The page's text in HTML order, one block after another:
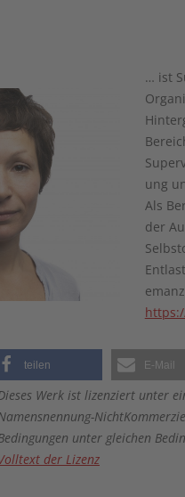
… ist
ung
Als
der
teilen E-Mail
Werk ist lizenziert unter
unter gleichen
der Lizenz